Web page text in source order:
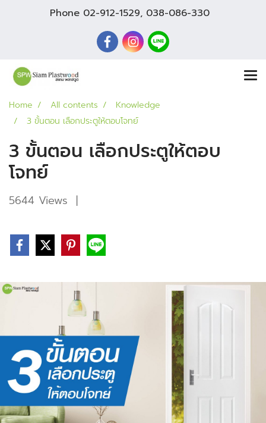
Phone 02-912-1529, 038-086-330
Home All contents
Knowledge
3 ขั้นตอน เลือกประตูให้ตอบโจทย์
3 ขั้นตอน เลือกประตูให้ตอบ
โจทย์
5644 Views |